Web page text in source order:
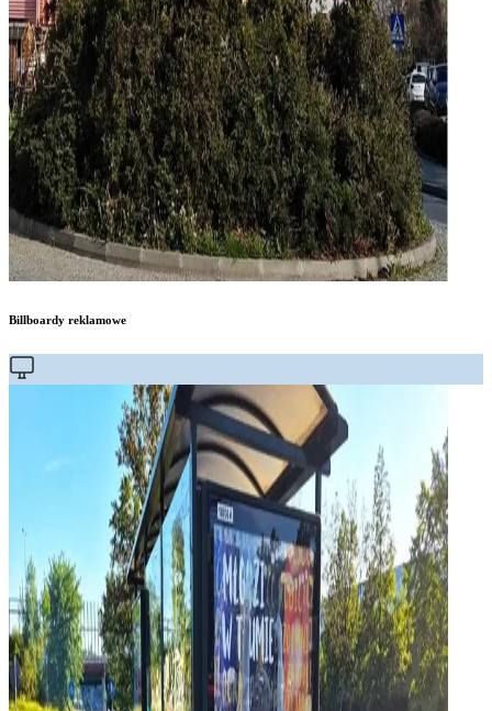
Billboardy reklamowe